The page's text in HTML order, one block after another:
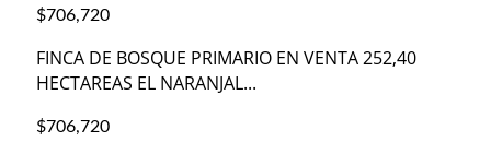
$706,720
FINCA DE BOSQUE PRIMARIO EN VENTA 252,40
HECTAREAS EL NARANJAL...
$706,720